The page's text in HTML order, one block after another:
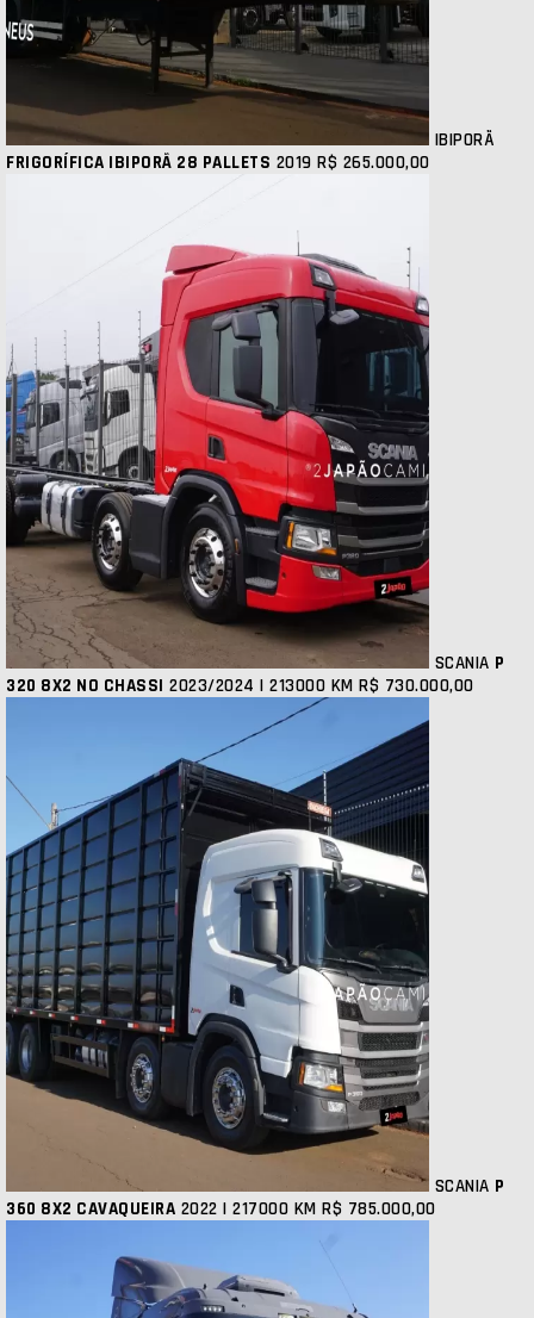
IBIPORÃ
FRIGORÍFICA IBIPORÃ 28 PALLETS 2019 R$ 265.000,00
SCANIA P
320 8X2 NO CHASSI 2023/2024 | 213000 KM R$ 730.000,00
SCANIA P
360 8X2 CAVAQUEIRA 2022 | 217000 KM R$ 785.000,00